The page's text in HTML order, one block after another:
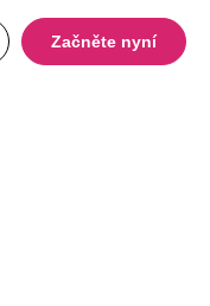
Začněte nyní